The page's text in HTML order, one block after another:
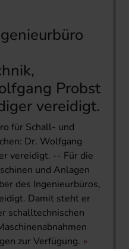
Probst
vereidigt.
für Schall- und
Dr. Wolfgang
vereidigt. -- Für die
und Anlagen
des Ingenieurbüros,
Damit steht er
schalltechnischen
zur Verfügung.